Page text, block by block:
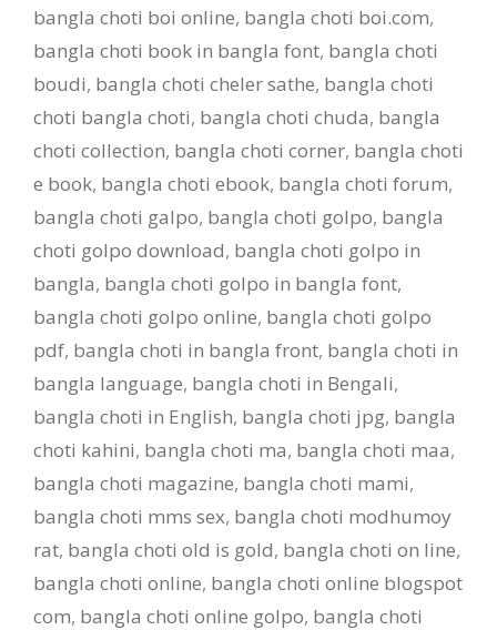
bangla choti boi online, bangla choti boi.com,
bangla choti book in bangla font, bangla choti
boudi, bangla choti cheler sathe, bangla choti
choti bangla choti, bangla choti chuda, bangla
choti collection, bangla choti corner, bangla choti
e book, bangla choti ebook, bangla choti forum,
bangla choti galpo, bangla choti golpo, bangla
choti golpo download, bangla choti golpo in
bangla, bangla choti golpo in bangla font,
bangla choti golpo online, bangla choti golpo
pdf, bangla choti in bangla front, bangla choti in
bangla language, bangla choti in Bengali,
bangla choti in English, bangla choti jpg, bangla
choti kahini, bangla choti ma, bangla choti maa,
bangla choti magazine, bangla choti mami,
bangla choti mms sex, bangla choti modhumoy
rat, bangla choti old is gold, bangla choti on line,
bangla choti online, bangla choti online blogspot
com, bangla choti online golpo, bangla choti